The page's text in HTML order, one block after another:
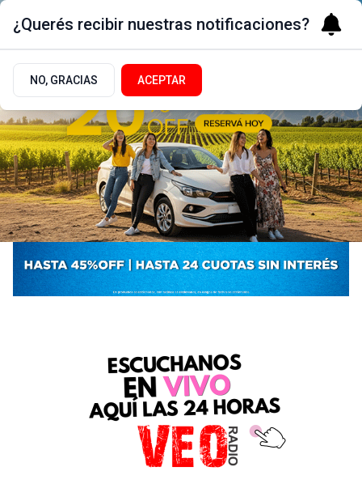
¿Querés recibir nuestras notificaciones?
NO, GRACIAS ACEPTAR